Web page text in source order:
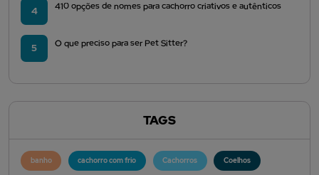
4 410 opções de nomes para cachorro criativos e autênticos
5 O que preciso para ser Pet Sitter?
TAGS
banho cachorro com frio Cachorros Coelhos